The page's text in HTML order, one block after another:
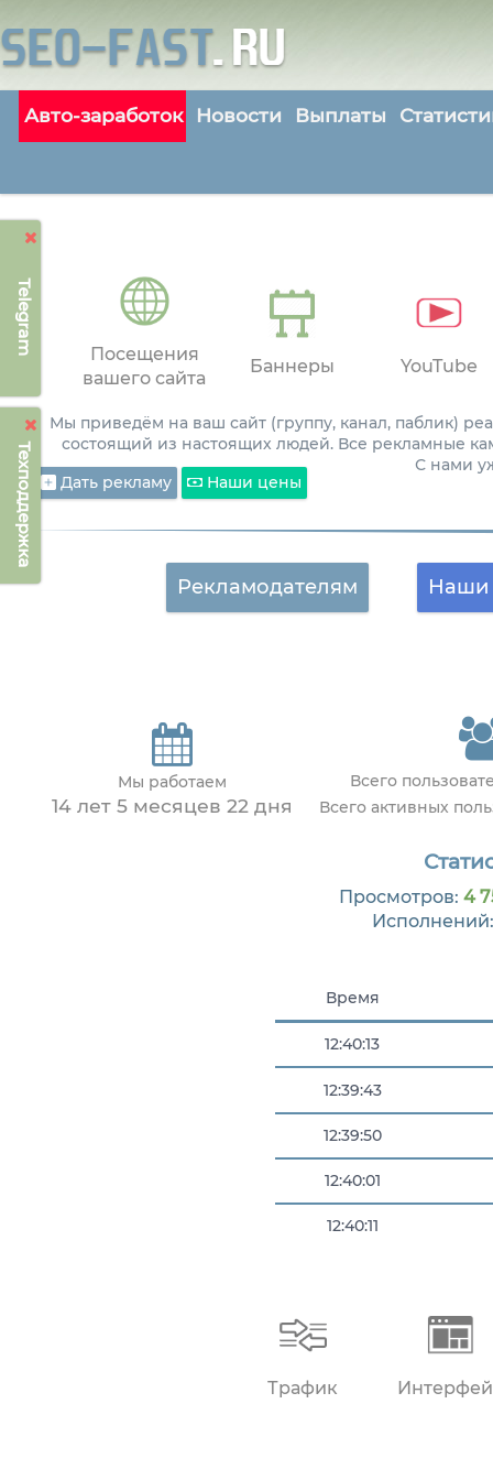
Telegram
Техподдержка
Авто-заработок Новости Выплаты
Посещения
вашего сайта
Баннеры YouTube
Мы приведём на ваш сайт (группу, канал, паблик)
состоящий из настоящих людей. Все рекламные
С нами
Дать рекламу
Наши цены
Рекламодателям Наши
Мы работаем
14 лет 5 месяцев 22 дня
Всего
Всего активных
Просмотров: 4
Время
12:40:13
12:39:43
12:39:50
12:40:01
12:40:11
Трафик